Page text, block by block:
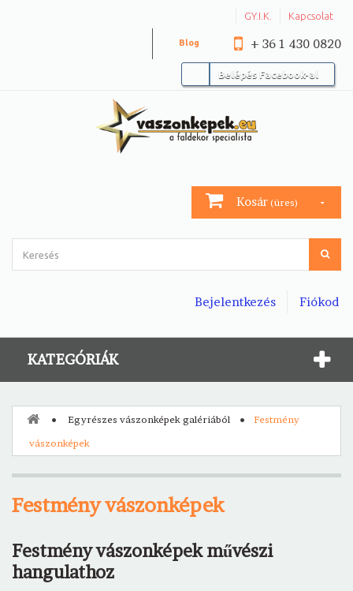
GY.I.K. Kapcsolat
+ 36 1 430 0820
Blog
Belépés Facebook-al
Kosár (üres)
Fiókod
Bejelentkezés
KATEGÓRIÁK
Egyrészes vászonképek galériából
Festmény
vászonképek
Festmény vászonképek
Festmény vászonképek művészi
hangulathoz